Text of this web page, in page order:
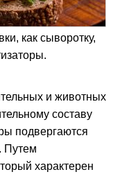
как сыворотку,
и животных
составу
подвергаются
Путем
характерен